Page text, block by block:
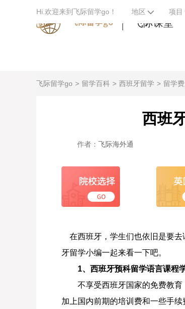
Hi.欢迎来到飞际留学go！ 地区 项目
飞际课堂
飞际留学go 留学百科 西班牙留学 留学
西班
作者： 飞际海外通
在西班牙，学生们也依旧是要去
牙留学小编一起来看一下吧。
1、西班牙预科留学语言课程
不享受西班牙国家的免费教育
加上国内前期的培训费和一些手